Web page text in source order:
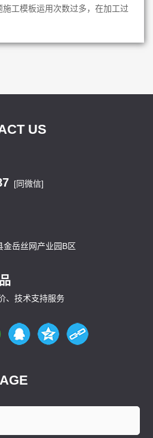
工模板运用次数过多，在加工过
US
[同微信]
金岳丝网产业园B区
、技术支持服务